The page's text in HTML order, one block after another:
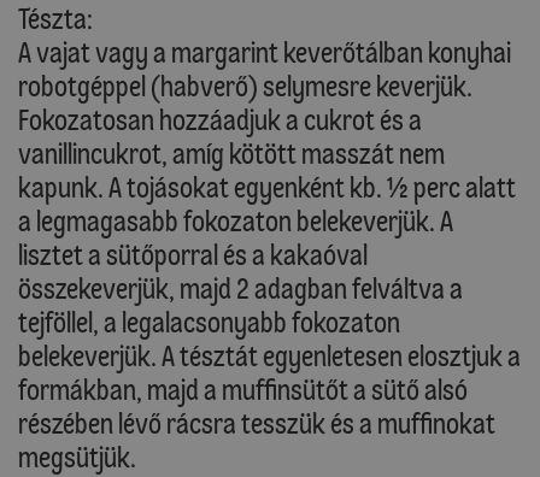
Tészta:
A vajat vagy a margarint keverőtálban konyhai
robotgéppel (habverő) selymesre keverjük.
Fokozatosan hozzáadjuk a cukrot és a
vanillincukrot, amíg kötött masszát nem
kapunk. A tojásokat egyenként kb. ½ perc alatt
a legmagasabb fokozaton belekeverjük. A
lisztet a sütőporral és a kakaóval
összekeverjük, majd 2 adagban felváltva a
tejföllel, a legalacsonyabb fokozaton
belekeverjük. A tésztát egyenletesen elosztjuk a
formákban, majd a muffinsütőt a sütő alsó
részében lévő rácsra tesszük és a muffinokat
megsütjük.